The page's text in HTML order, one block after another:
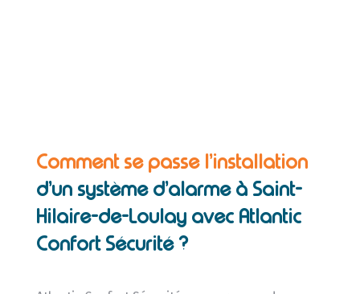
Comment se passe l’installation
d’un système d’alarme à Saint-
Hilaire-de-Loulay avec Atlantic
Confort Sécurité ?